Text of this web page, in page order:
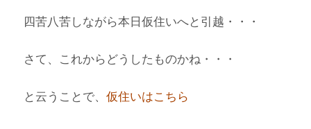
四苦八苦しながら本日仮住いへと引越・・・
さて、これからどうしたものかね・・・
と云うことで、仮住いはこちら